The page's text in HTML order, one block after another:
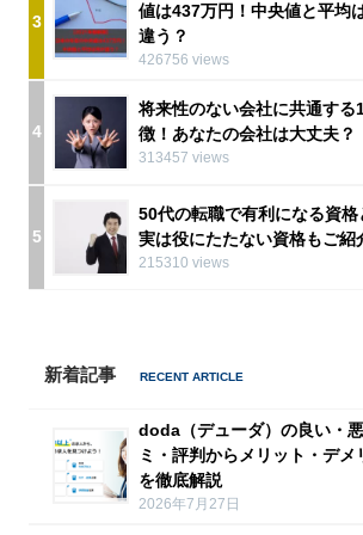
3
値は437万円！中央値と平均
違う？
426756 views
4
将来性のない会社に共通する
徴！あなたの会社は大丈夫？
313457 views
5
50代の転職で有利になる資格
実は役にたたない資格もご紹
215310 views
新着記事
doda（デューダ）の良い・
ミ・評判からメリット・デメ
を徹底解説
2026年7月27日